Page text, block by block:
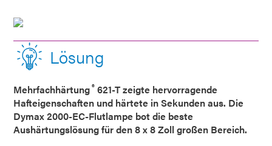
Lösung
Mehrfachhärtung® 621-T zeigte hervorragende
Hafteigenschaften und härtete in Sekunden aus. Die
Dymax 2000-EC-Flutlampe bot die beste
Aushärtungslösung für den 8 x 8 Zoll großen Bereich.